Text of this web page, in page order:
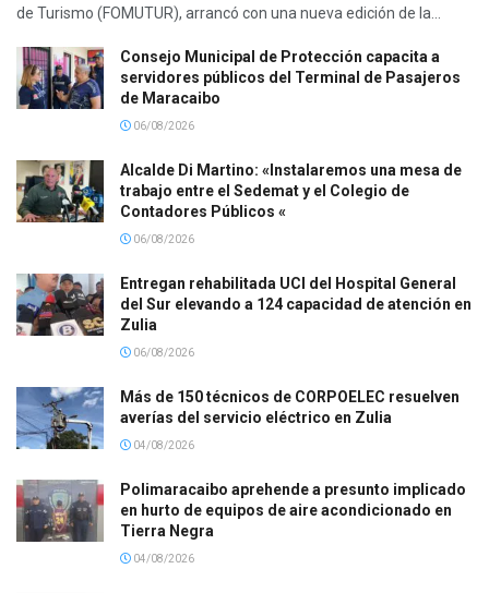
de Turismo (FOMUTUR), arrancó con una nueva edición de la...
Consejo Municipal de Protección capacita a
servidores públicos del Terminal de Pasajeros
de Maracaibo
06/08/2026
Alcalde Di Martino: «Instalaremos una mesa de
trabajo entre el Sedemat y el Colegio de
Contadores Públicos «
06/08/2026
Entregan rehabilitada UCI del Hospital General
del Sur elevando a 124 capacidad de atención en
Zulia
06/08/2026
Más de 150 técnicos de CORPOELEC resuelven
averías del servicio eléctrico en Zulia
04/08/2026
Polimaracaibo aprehende a presunto implicado
en hurto de equipos de aire acondicionado en
Tierra Negra
04/08/2026